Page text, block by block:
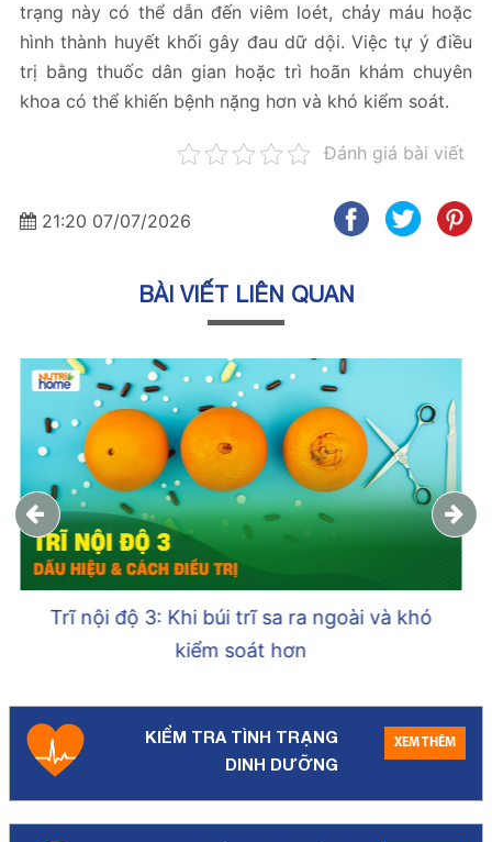
trạng này có thể dẫn đến viêm loét, chảy máu hoặc
hình thành huyết khối gây đau dữ dội. Việc tự ý điều
trị bằng thuốc dân gian hoặc trì hoãn khám chuyên
khoa có thể khiến bệnh nặng hơn và khó kiểm soát.
Đánh giá bài viết
21:20 07/07/2026
BÀI VIẾT LIÊN QUAN
Trĩ nội độ 2 khác gì so với trĩ nội độ 1 và độ
3, độ 4?
KIỂM TRA TÌNH TRẠNG
DINH DƯỠNG
XEM THÊM